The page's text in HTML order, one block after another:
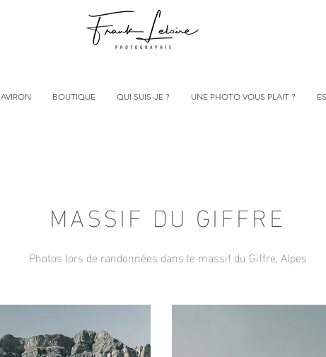
AVIRON BOUTIQUE QUI SUIS-JE ? UNE PHOTO VOUS PLAIT ?
MASSIF DU GIFFRE
Photos lors de randonnées dans le massif du Giffre, Alpes